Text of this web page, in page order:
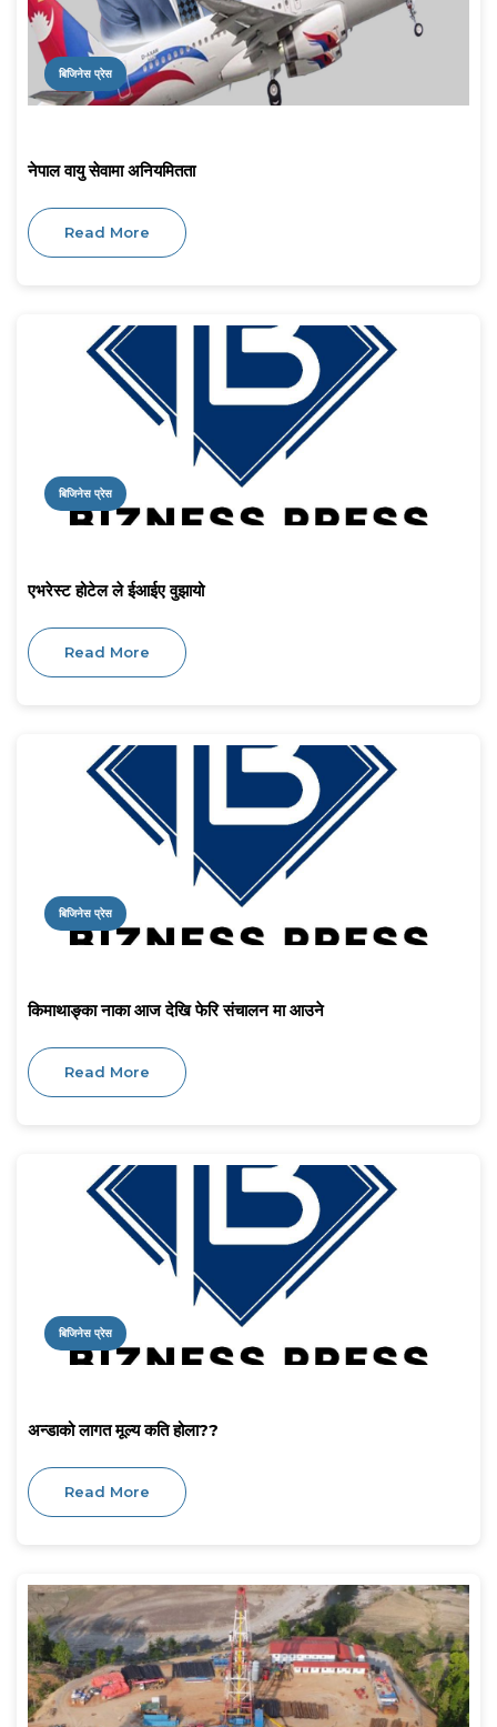
बिजिनेस प्रेस
नेपाल वायु सेवामा अनियमितता
Read More
बिजिनेस प्रेस
एभरेस्ट होटेल ले ईआईए वुझायो
Read More
बिजिनेस प्रेस
किमाथाङ्का नाका आज देखि फेरि संचालन मा आउने
Read More
बिजिनेस प्रेस
अन्डाको लागत मूल्य कति होला??
Read More